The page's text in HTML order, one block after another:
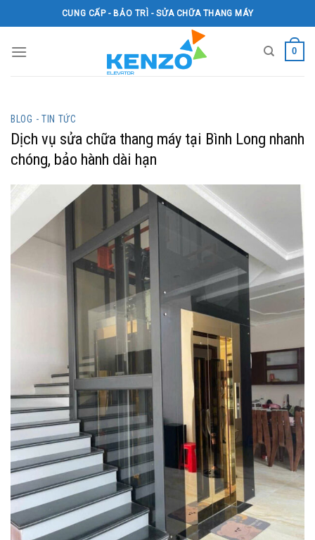
to
CUNG CẤP - BẢO TRÌ - SỬA CHỮA THANG MÁY
0
BLOG - TIN TỨC
Dịch vụ sửa chữa thang máy tại Bình Long nhanh
chóng, bảo hành dài hạn